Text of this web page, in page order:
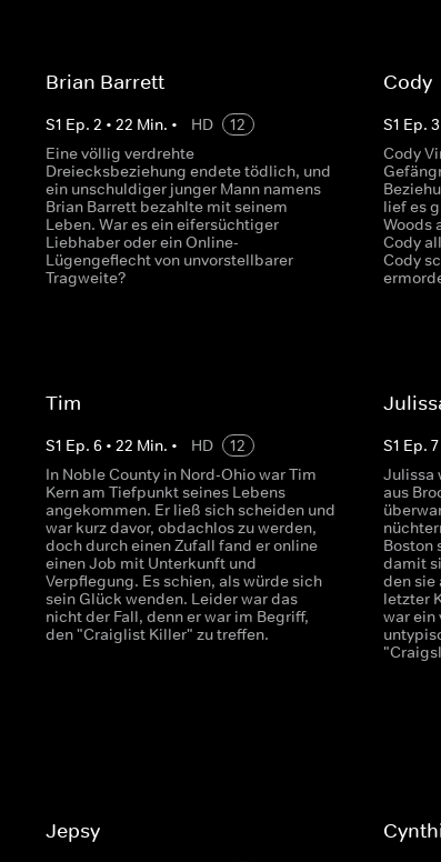
Brian Barrett
S1 Ep.2 •22 Min. • HD
12
Eine völlig verdrehte
Dreiecksbeziehung endete tödlich, und
ein unschuldiger junger Mann namens
Brian Barrett bezahlte mit seinem
Leben. War es ein eifersüchtiger
Liebhaber oder ein Online-
Lügengeflecht von unvorstellbarer
Tragweite?
Cody
S1 Ep. 3
Cody
lief es
Woods
Cody
Cody
Tim
S1 Ep.6 •22 Min. • HD
12
In Noble County in Nord-Ohio war Tim
Kern am Tiefpunkt seines Lebens
angekommen. Er ließ sich scheiden und
war kurz davor, obdachlos zu werden,
doch durch einen Zufall fand er online
einen Job mit Unterkunft und
Verpflegung. Es schien, als würde sich
sein Glück wenden. Leider war das
nicht der Fall, denn er war im Begriff,
den "Craiglist Killer" zu treffen.
S1 Ep. 7
Julissa
aus
Boston
damit
den sie
letzter
war ein
Jepsy